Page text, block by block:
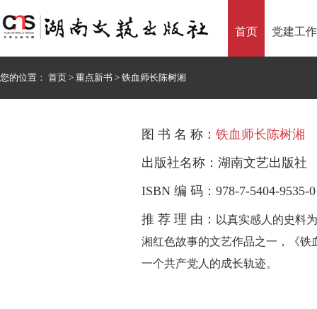
首页 党建工作
您的位置： 首页 > 重点新书 > 铁血师长陈树湘
图 书 名 称： 铁血师长陈树湘
出版社名称：湖南文艺出版社
ISBN 编 码：978-7-5404-9535-0
推 荐 理 由：
以真实感人的史料
湘红色故事的文艺作品之一，《
一个共产党人的成长轨迹。